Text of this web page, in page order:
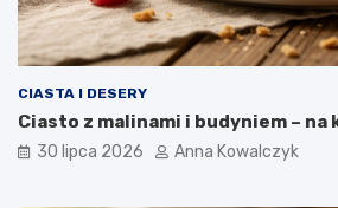
CIASTA I DESERY
Ciasto z malinami i budyniem – na
30 lipca 2026 Anna Kowalczyk